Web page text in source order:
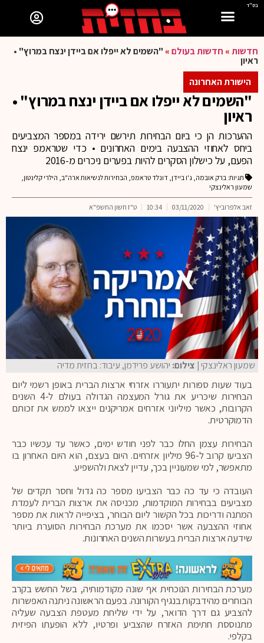
בס"ד
חדשות» חדשות בעולם» "השמים לא ייפלו אם ביידן ינצח במרוץ" •
ראיון
הישורת האחרונה
"השמים לא ייפלו אם ביידן ינצח במרוץ" •
ראיון
ההערכות הן כי ביום הבחירות תירשם ירידה במספר המצביעים
ביחס לאחוזי ההצבעה בימים האחרונים • כדי שטראמפ ינצח
הפעם, על כישלון הסקרים להיות בפערים ניכרים מ-2016
תגיות: ברק אובמה, ג'ו ביידן, דונלד טראמפ, הבחירות לנשיאות ארה"ב, הילרי קלינטון,
שמעון ראלינצקי
זאב אלפרוביץ' 03/11/2020
10:34 ט"ז חשון התשפ"א
שמעון ראלינצקי| צילום: יהושע פרידמן, עיבוד: בחזית מדיה
בעוד שעות ספורות יתעוררו אזרחי ארצות הברית באופן רשמי ליום
הבחירות שיכריע את גורל המעצמה הגדולה בעולם ל-4 השנים
הקרובות, כאשר מיליוני אזרחים אמריקנים ייצאו לממש את זכותם
הדמוקרטית.
הבחירות עצמן החלו כבר לפני חודש ימים, כאשר עד עכשיו כבר
הצביעו קרוב ל-96 מיליון אזרחים. היום בעצם, הוא היום האחרון בו
מתאפשר, למי שמעוניין בכך, עדיין לצאת ולהשפיע.
העובדה כי עד כה כבר הצביעו מספר כה גדול וחסר תקדים של
מצביעים בבחירות המוקדמות, מכניסה את ארצות הברית לעמדת
המתנה ודריכות בכל הקשור ליום הבוחר, בציפייה לראות את מספר
אחוזי ההצבעה אשר יסכמו את מערכת הבחירות הסוערת ביותר
שידעה ארצות הברית בעשרות השנים האחרונות.
מערכת הבחירות הנוכחית אף שונה מקודמותיה, בשל החשש בקרב
הבוחרים מהידבקות בנגיף הקורונה. בפעם הראשונה ניתנה האפשרות
להצביע גם דרך הדואר, על ידי שליחת מעטפת הצבעה שעליה
מתנוססת חתימת האזרח שהצביע ופרטיו, ללא הופעתו הפיזית
בקלפי.